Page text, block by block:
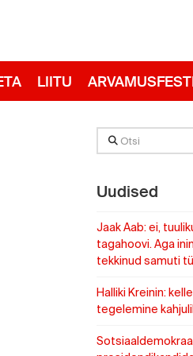
LIITU
Otsi
Uudised
Jaak Aab: ei,
tagahoovi. Aga
tekkinud samuti
Halliki Kreinin:
tegelemine